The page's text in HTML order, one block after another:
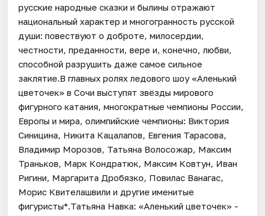
русские народные сказки и былины отражают
национальный характер и многогранность русской
души: повествуют о доброте, милосердии,
честности, преданности, вере и, конечно, любви,
способной разрушить даже самое сильное
заклятие.В главных ролях ледового шоу «Аленький
цветочек» в Сочи выступят звёзды мирового
фигурного катания, многократные чемпионы России,
Европы и мира, олимпийские чемпионы: Виктория
Синицина, Никита Кацалапов, Евгения Тарасова,
Владимир Морозов, Татьяна Волосожар, Максим
Траньков, Марк Кондратюк, Максим Ковтун, Иван
Ригини, Маргарита Дробязко, Повилас Ванагас,
Морис Квителашвили и другие именитые
фигуристы*.Татьяна Навка: «Аленький цветочек» -